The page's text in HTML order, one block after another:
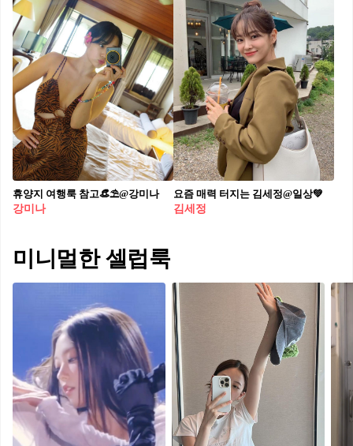
휴양지 여행룩 참고👒⛱@강미나
강미나
요즘 매력 터지는 김세정@일상💚
김세정
미니멀한 셀럽룩